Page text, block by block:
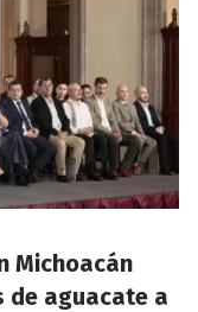
Michoacán
de aguacate a